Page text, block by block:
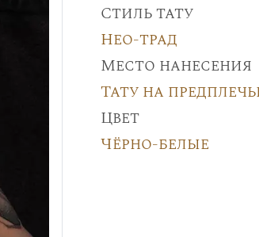
Стиль тату
Нео-трад
Место нанесения
Тату на
Цвет
Чёрно-белые